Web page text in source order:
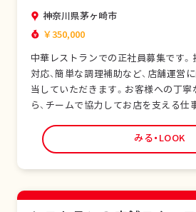
神奈川県茅ヶ崎市
￥350,000
中華レストランでの正社員募集です。
対応、簡単な調理補助など、店舗運営
当していただきます。お客様への丁
ら、チームで協力してお店を支える仕
境です。未経験の方でも研修制度があ
スを基礎から学べます。正社員として
長期的なキャリア形成が可能です。
みる・LOOK